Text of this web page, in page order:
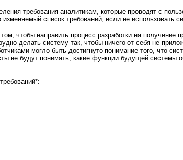
требования аналитикам, которые проводят с
список требований, если не использовать
чтобы направить процесс разработки на
делать систему так, чтобы ничего от себя не
могло быть достигнуто понимание того, что
не будут понимать, какие функции будущей